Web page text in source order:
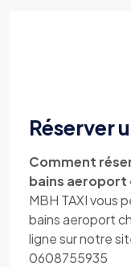
Réserver
Comment
bains aeroport
MBH TAXI vous
bains aeroport
ligne sur notre
0608755935